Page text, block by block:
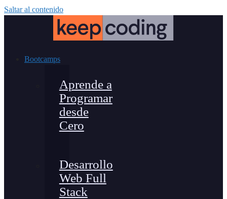
Saltar al contenido
Bootcamps
Aprende a
Programar
desde
Cero
Desarrollo
Web Full
Stack